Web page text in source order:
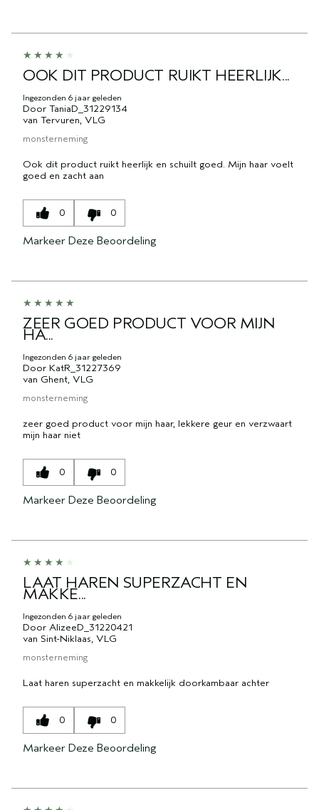
OOK DIT PRODUCT RUIKT HEERLIJK...
Ingezonden 6 jaar geleden
Door TaniaD_31229134
van Tervuren, VLG
monsterneming
Ook dit product ruikt heerlijk en schuilt goed. Mijn haar voelt
goed en zacht aan
0 0
Markeer Deze Beoordeling
ZEER GOED PRODUCT VOOR MIJN
HA...
Ingezonden 6 jaar geleden
Door KatR_31227369
van Ghent, VLG
monsterneming
zeer goed product voor mijn haar, lekkere geur en verzwaart
mijn haar niet
0 0
Markeer Deze Beoordeling
LAAT HAREN SUPERZACHT EN
MAKKE...
Ingezonden 6 jaar geleden
Door AlizeeD_31220421
van Sint-Niklaas, VLG
monsterneming
Laat haren superzacht en makkelijk doorkambaar achter
0 0
Markeer Deze Beoordeling